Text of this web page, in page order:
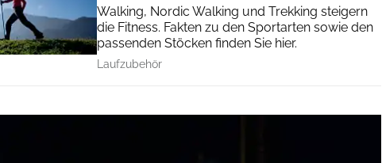
Walking, Nordic Walking und Trekking steigern
die Fitness. Fakten zu den Sportarten sowie den
passenden Stöcken finden Sie hier.
Laufzubehör